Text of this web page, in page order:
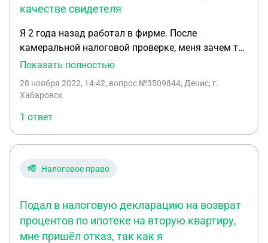
качестве свидетеля
Я 2 года назад работал в фирме. После
камеральной налоговой проверке, меня зачем то
вызывают в налоговую, в качестве свидетеля. Я
не могу выехать, времени не хватает. Сегодня мне
постановление, что я за не явку, получил штраф.
Вопрос, это вообще правомерно. Я руководителя в
глаза не когда не видел, что я им могу сказать.
Прошло хрен знает сколько времени.
Показать полностью
28 ноября 2022, 14:42, вопрос №3509844, Денис, г.
Хабаровск
1 ответ
Налоговое право
Подал в налоговую декларацию на возврат
процентов по ипотеке на вторую квартиру,
мне пришёл отказ, так как я